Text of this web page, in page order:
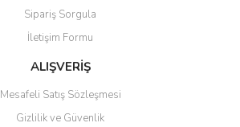
Sipariş Sorgula
İletişim Formu
ALIŞVERİŞ
Mesafeli Satış Sözleşmesi
Gizlilik ve Güvenlik